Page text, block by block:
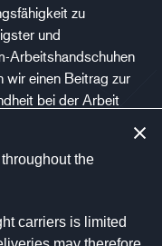
zu
und
Arbeitshandschuhen
wir einen Beitrag zur
bei der Arbeit
the
carriers is limited